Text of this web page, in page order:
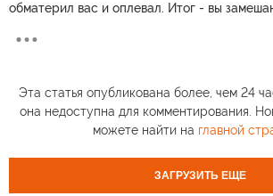
обматерил вас и оплевал. Итог - вы
Эта статья опубликована более, чем 24
она недоступна для комментирования.
можете найти на главной
ЗАГРУЗИТЬ ЕЩЕ